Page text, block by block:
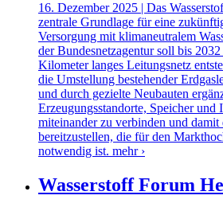
16. Dezember 2025 | Das
zentrale Grundlage für eine
Versorgung mit klimaneutralem
der Bundesnetzagentur soll bis
Kilometer langes Leitungsnetz
die Umstellung bestehender
und durch gezielte Neubauten
Erzeugungsstandorte, Speicher und
miteinander zu verbinden und
bereitzustellen, die für den
notwendig ist. mehr ›
Wasserstoff Forum